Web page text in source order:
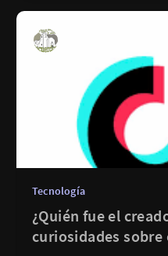
Tecnología
¿Quién fue el
curiosidades sobre